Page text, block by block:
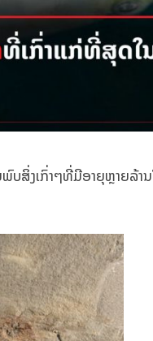
ສິ່ງເກົ່າໆທີ່ມີອາຍຸຫຼາຍລ້າ